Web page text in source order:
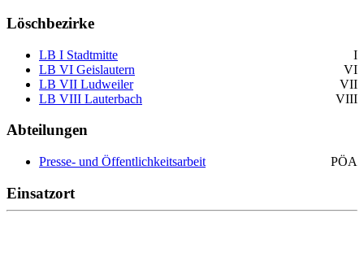
Löschbezirke
LB I Stadtmitte
I
LB VI Geislautern
VI
LB VII Ludweiler
VII
LB VIII Lauterbach
VIII
Abteilungen
Presse- und Öffentlichkeitsarbeit PÖA
Einsatzort